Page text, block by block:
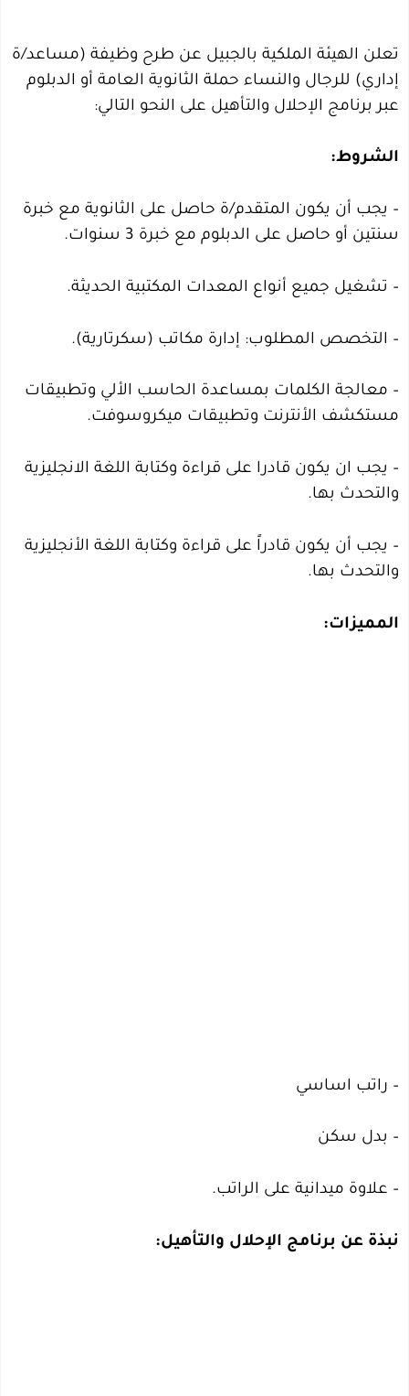
تعلن الهيئة الملكية بالجبيل عن طرح وظيفة (مساعد/ة
إداري) للرجال والنساء حملة الثانوية العامة أو الدبلوم
عبر برنامج الإحلال والتأهيل على النحو التالي:
الشروط:
– يجب أن يكون المتقدم/ة حاصل على الثانوية مع خبرة
سنتين أو حاصل على الدبلوم مع خبرة 3 سنوات.
– تشغيل جميع أنواع المعدات المكتبية الحديثة.
– التخصص المطلوب: إدارة مكاتب (سكرتارية).
– معالجة الكلمات بمساعدة الحاسب الألي وتطبيقات
مستكشف الأنترنت وتطبيقات ميكروسوفت.
– يجب ان يكون قادرا على قراءة وكتابة اللغة الانجليزية
والتحدث بها.
– يجب أن يكون قادراً على قراءة وكتابة اللغة الأنجليزية
والتحدث بها.
المميزات:
– راتب اساسي
– بدل سكن
– علاوة ميدانية على الراتب.
نبذة عن برنامج الإحلال والتأهيل: